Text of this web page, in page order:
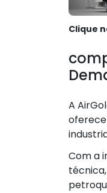
Clique
A
Com a